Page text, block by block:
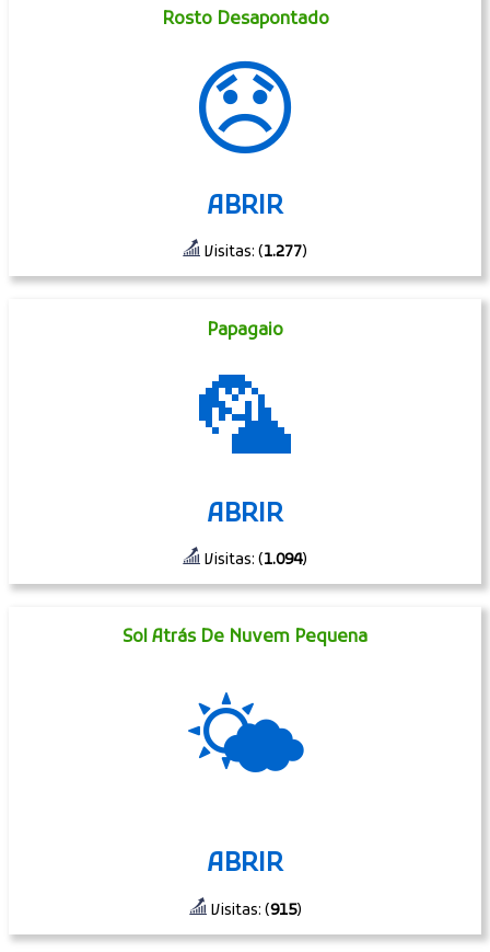
Rosto Desapontado
😞
ABRIR
Visitas: (1.277)
Papagaio
🦜
ABRIR
Visitas: (1.094)
Sol Atrás De Nuvem Pequena
🌤
ABRIR
Visitas: (915)